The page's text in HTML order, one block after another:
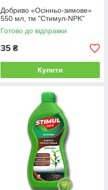
Добриво «Осінньо-зимове»
550 мл, тм "Стимул-NPK"
Готово до відправки
35 ₴
Купити